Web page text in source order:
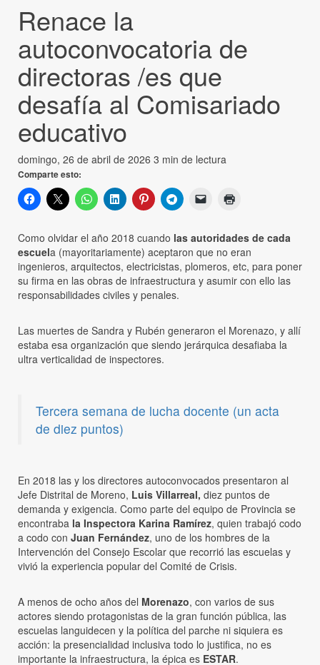
Renace la
autoconvocatoria de
directoras /es que
desafía al Comisariado
educativo
domingo, 26 de abril de 2026 3 min de lectura
Comparte esto:
Como olvidar el año 2018 cuando las autoridades de cada
escuela (mayoritariamente) aceptaron que no eran
ingenieros, arquitectos, electricistas, plomeros, etc, para poner
su firma en las obras de infraestructura y asumir con ello las
responsabilidades civiles y penales.
Las muertes de Sandra y Rubén generaron el Morenazo, y allí
estaba esa organización que siendo jerárquica desafiaba la
ultra verticalidad de inspectores.
Tercera semana de lucha docente (un acta
de diez puntos)
En 2018 las y los directores autoconvocados presentaron al
Jefe Distrital de Moreno, Luis Villarreal, diez puntos de
demanda y exigencia. Como parte del equipo de Provincia se
encontraba la Inspectora Karina Ramírez, quien trabajó codo
a codo con Juan Fernández, uno de los hombres de la
Intervención del Consejo Escolar que recorrió las escuelas y
vivió la experiencia popular del Comité de Crisis.
A menos de ocho años del Morenazo, con varios de sus
actores siendo protagonistas de la gran función pública, las
escuelas languidecen y la política del parche ni siquiera es
acción: la presencialidad inclusiva todo lo justifica, no es
importante la infraestructura, la épica es ESTAR.